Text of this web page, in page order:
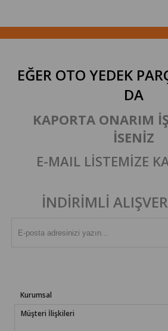
EĞER OTO YEDEK
DA
KAPORTA ONARIM
İSENİZ
E-MAIL LİSTEMİZE
İNDİRİMLİ
Kurumsal
Müşteri İlişkileri